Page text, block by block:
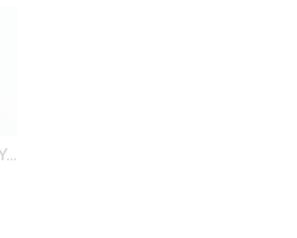
CHALECO YUKATA MUJER DE RAYAS ESEOESE